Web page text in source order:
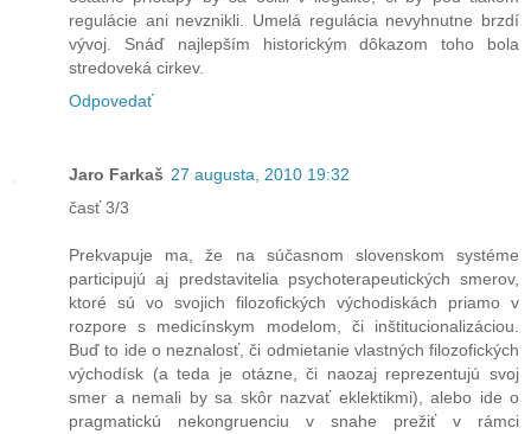
regulácie ani nevznikli. Umelá regulácia nevyhnutne brzdí
vývoj. Snáď najlepším historickým dôkazom toho bola
stredoveká cirkev.
Odpovedať
Jaro Farkaš 27 augusta, 2010 19:32
časť 3/3
Prekvapuje ma, že na súčasnom slovenskom systéme
participujú aj predstavitelia psychoterapeutických smerov,
ktoré sú vo svojich filozofických východiskách priamo v
rozpore s medicínskym modelom, či inštitucionalizáciou.
Buď to ide o neznalosť, či odmietanie vlastných filozofických
východísk (a teda je otázne, či naozaj reprezentujú svoj
smer a nemali by sa skôr nazvať eklektikmi), alebo ide o
pragmatickú nekongruenciu v snahe prežiť v rámci